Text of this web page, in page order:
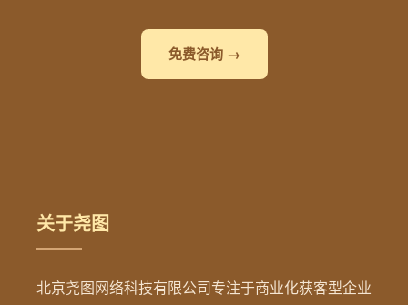
免费咨询 →
关于尧图
北京尧图网络科技有限公司专注于商业化获客型企业